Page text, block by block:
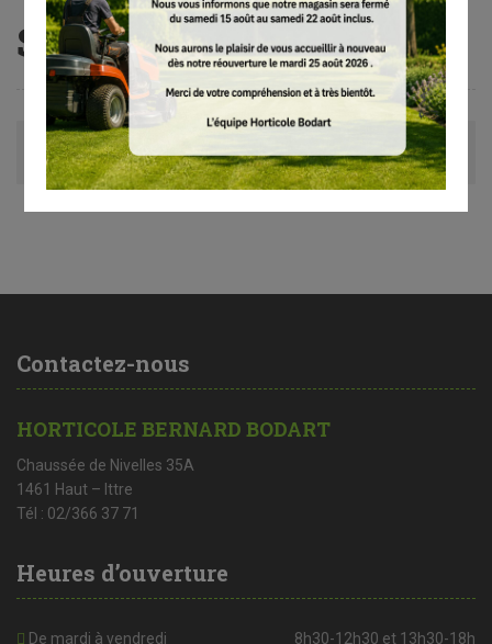
SE 62
Avis (0)
Contactez-nous
HORTICOLE BERNARD BODART
Chaussée de Nivelles 35A
1461 Haut – Ittre
Tél : 02/366 37 71
Heures d’ouverture
De mardi à vendredi 8h30-12h30 et 13h30-18h